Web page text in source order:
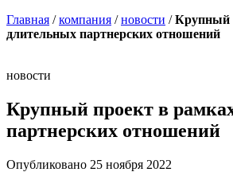
Главная /компания /новости /Крупный
длительных партнерских отношений
новости
Крупный проект в
партнерских отношений
Опубликовано 25 ноября 2022